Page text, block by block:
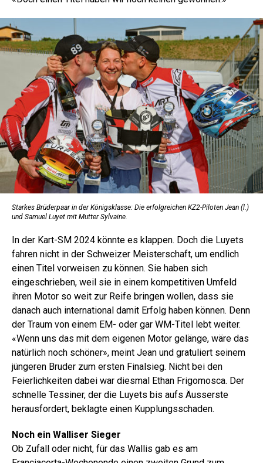
Starkes Brüderpaar in der Königsklasse: Die erfolgreichen KZ2-Piloten Jean (l.)
und Samuel Luyet mit Mutter Sylvaine.
In der Kart-SM 2024 könnte es klappen. Doch die Luyets
fahren nicht in der Schweizer Meisterschaft, um endlich
einen Titel vorweisen zu können. Sie haben sich
eingeschrieben, weil sie in ­einem kompetitiven Umfeld
ihren Motor so weit zur Reife bringen wollen, dass sie
danach auch international damit Erfolg haben können. Denn
der Traum von einem EM- oder gar WM-Titel lebt weiter.
«Wenn uns das mit dem eigenen Motor gelänge, wäre das
natürlich noch schöner», meint Jean und gratuliert seinem
jüngeren Bruder zum ersten Finalsieg. Nicht bei den
Feierlichkeiten dabei war diesmal Ethan Frigomosca. Der
schnelle Tessiner, der die Luyets bis aufs Äusserste
herausfordert, beklagte einen Kupplungsschaden.
Noch ein Walliser Sieger
Ob Zufall oder nicht, für das Wallis gab es am